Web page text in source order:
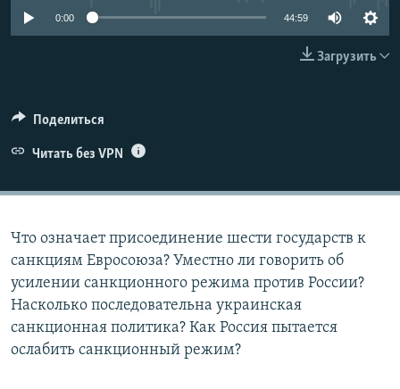
ПОБЕДИТЕЛЕЙ НЕ СУДЯТ?
УКРАИНСКАЯ ПРОБЛЕМА КРЫМА
ПРИСОЕДИНЯЙТЕСЬ!
0:00 44:59
Загрузить
Поделиться
Читать без VPN
Что означает присоединение шести государств к
санкциям Евросоюза? Уместно ли говорить об
усилении санкционного режима против России?
Насколько последовательна украинская
санкционная политика? Как Россия пытается
ослабить санкционный режим?